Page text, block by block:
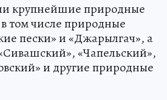
крупнейшие природные
том числе природные
пески» и «Джарылгач», а
«Чапельский»,
и другие природные